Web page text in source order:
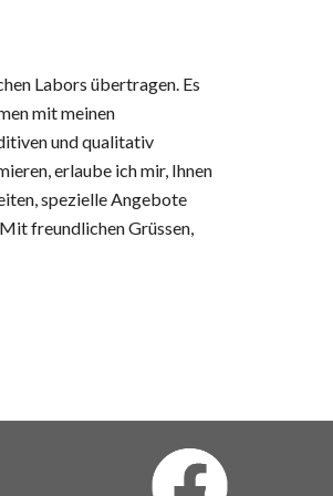
Labors übertragen. Es
mit meinen
und qualitativ
erlaube ich mir, Ihnen
spezielle Angebote
freundlichen Grüssen,